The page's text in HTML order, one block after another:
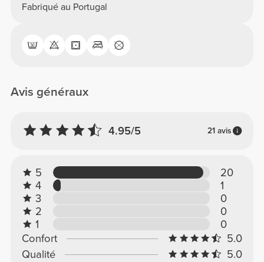
Fabriqué au Portugal
Avis généraux
4.95/5 21 avis
5
20
4
1
3
0
2
0
1
0
Confort
5.0
Qualité
5.0